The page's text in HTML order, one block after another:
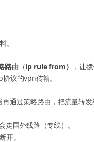
。
路由（ip rule from）
，让
议的vpn传输。
通过策略路由，把流量转发
国外线路（专线）。
开。